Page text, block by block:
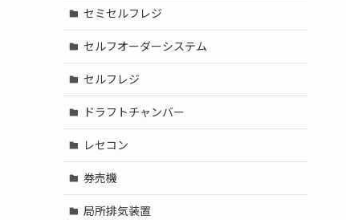
セミセルフレジ
セルフオーダーシステム
セルフレジ
ドラフトチャンバー
レセコン
券売機
局所排気装置